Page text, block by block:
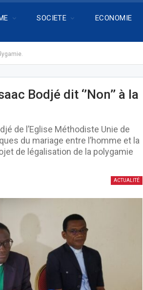
SOCIETE ECONOMIE
Bodjé dit ‘’Non’’ à la
de l’Eglise Méthodiste Unie de
du mariage entre l’homme et la
de légalisation de la polygamie
ACTUALITÉ